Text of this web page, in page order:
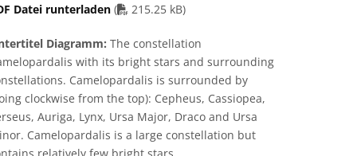
Datei runterladen ( PDF file
215.25 kB)
Diagramm: The constellation
with its bright stars and surrounding
Camelopardalis is surrounded by
clockwise from the top): Cepheus, Cassiopea,
Auriga, Lynx, Ursa Major, Draco and Ursa
Camelopardalis is a large constellation but